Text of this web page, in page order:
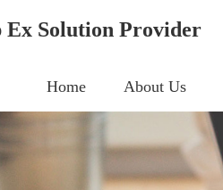
Ex Solution Provider
Home About Us